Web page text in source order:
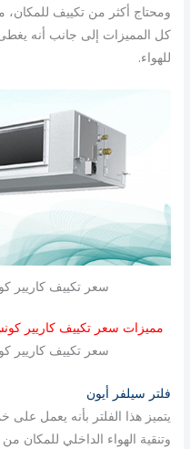
ومحتاج أكثر من تكييف
كل المميزات إلى جانب أنه
للهواء.
سعر تكييف كاريير كونسيلد 5
مميزات سعر تكييف كاريير كونسيلد 5 حصان
سعر تكييف كاريير كونسيلد 5
فلتر سيلفر أيون
يتميز هذا الفلتر بأنه يعمل
وتنقية الهواء الداخلي للمكان